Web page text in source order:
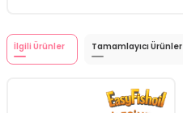
İlgili Ürünler Tamamlayıcı Ürünler